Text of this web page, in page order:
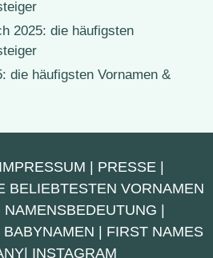
2025: die häufigsten
die häufigsten Vornamen &
IMPRESSUM | PRESSE |
BELIEBTESTEN VORNAMEN
NAMENSBEDEUTUNG |
BABYNAMEN | FIRST NAMES
| INSTAGRAM